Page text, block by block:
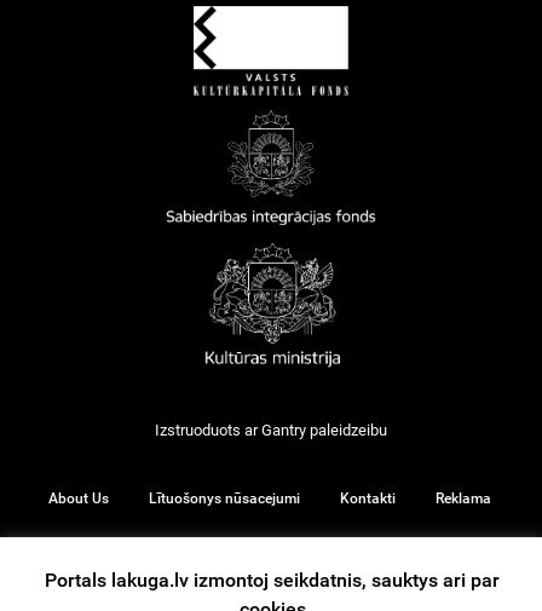
Izstruoduots arGantry paleidzeibu
About Us Lītuošonys nūsacejumi Kontakti Reklama
Portals lakuga.lv izmontoj seikdatnis, sauktys ari par